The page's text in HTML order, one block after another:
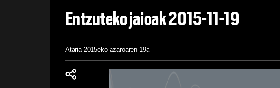
Entzuteko jaioak 2015-11-19
Ataria 2015eko azaroaren 19a